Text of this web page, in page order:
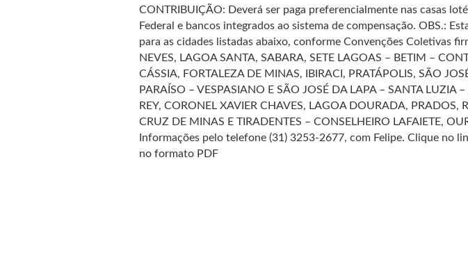
CONTRIBUIÇÃO: Deverá ser paga preferencialmente nas casas
Federal e bancos integrados ao sistema de compensação. OBS.:
para as cidades listadas abaixo, conforme Convenções Coletivas
NEVES, LAGOA SANTA, SABARA, SETE LAGOAS – BETIM –
CÁSSIA, FORTALEZA DE MINAS, IBIRACI, PRATÁPOLIS, SÃO
PARAÍSO – VESPASIANO E SÃO JOSÉ DA LAPA – SANTA LUZIA
REY, CORONEL XAVIER CHAVES, LAGOA DOURADA, PRADOS,
CRUZ DE MINAS E TIRADENTES – CONSELHEIRO LAFAIETE,
Informações pelo telefone (31) 3253-2677, com Felipe. Clique no
no formato PDF